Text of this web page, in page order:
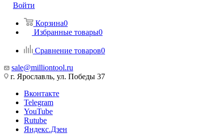
Войти
Корзина0
Избранные товары0
Сравнение товаров0
sale@milliontool.ru
г. Ярославль, ул. Победы 37
Вконтакте
Telegram
YouTube
Rutube
Яндекс.Дзен